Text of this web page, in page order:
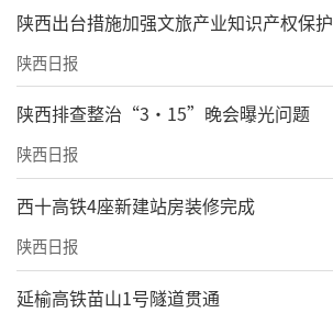
​陕西出台措施加强文旅产业知识产权保护
陕西日报
陕西排查整治“3·15”晚会曝光问题
陕西日报
西十高铁4座新建站房装修完成
陕西日报
延榆高铁苗山1号隧道贯通